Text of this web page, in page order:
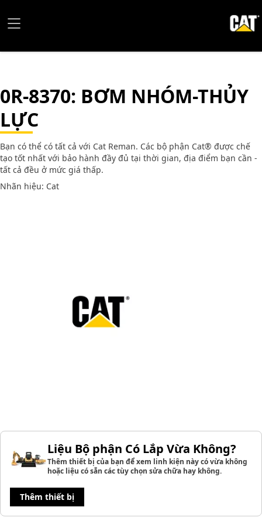
0R-8370: BƠM NHÓM-THỦY
LỰC
Bạn có thể có tất cả với Cat Reman. Các bộ phận Cat® được chế
tạo tốt nhất với bảo hành đầy đủ tại thời gian, địa điểm bạn cần -
tất cả đều ở mức giá thấp.
Nhãn hiệu: Cat
Liệu Bộ phận Có Lắp Vừa Không?
Thêm thiết bị của bạn để xem linh kiện này có vừa không
hoặc liệu có sẵn các tùy chọn sửa chữa hay không.
Thêm thiết bị